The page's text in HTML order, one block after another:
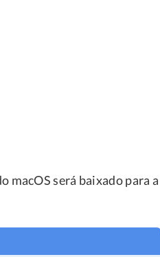
macOS será baixado para a